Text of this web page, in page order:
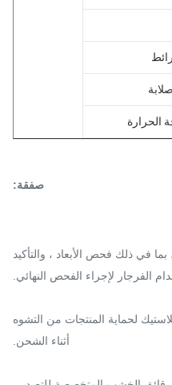
الحرارة
صفقة:
بما في ذلك فحص الأبعاد ، والتأكيد
الفرجار لإجراء الفحص النهائي.
لحماية المنتجات من التشوه
أثناء الشحن.